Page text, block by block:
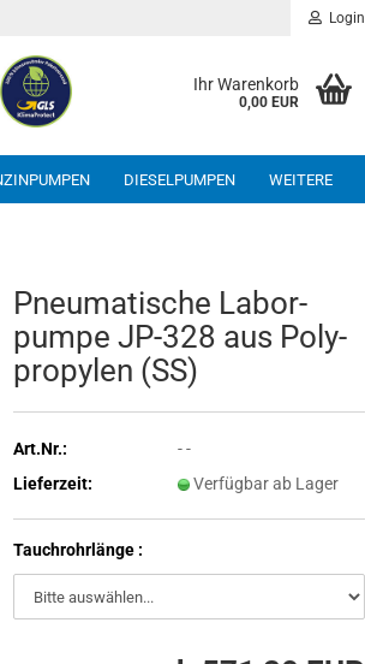
Login
Ihr Warenkorb
0,00 EUR
DIESELPUMPEN WEITERE
Pneu­ma­ti­sche La­bor­
pum­pe JP-​328 aus Po­ly­
pro­py­len (SS)
Art.Nr.:
- -
Lieferzeit:
Verfügbar ab Lager
Tauchrohrlänge :